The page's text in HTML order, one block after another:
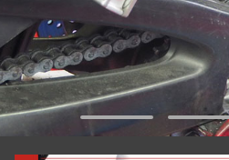
お問い合わせ